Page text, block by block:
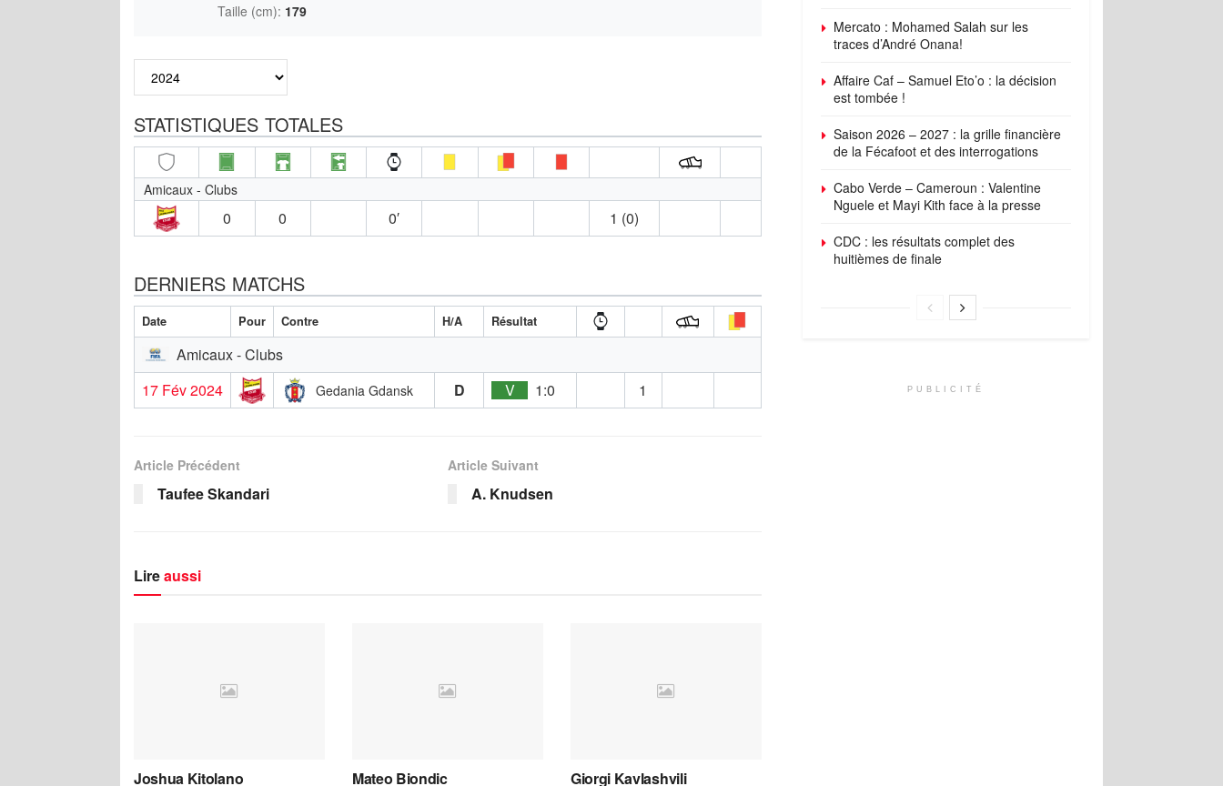
Taille (cm): 179
STATISTIQUES TOTALES
Amicaux - Clubs
0 0 0′ 1 (0)
DERNIERS MATCHS
Date Pour Contre H/A Résultat
Amicaux - Clubs
17 Fév 2024
Gedania Gdansk D V 1:0 1
Article Précédent
Taufee Skandari
Article Suivant
A. Knudsen
Lireaussi
Joshua Kitolano Mateo Biondic Giorgi Kavlashvili
Mercato : Mohamed Salah sur les
traces d’André Onana!
Affaire Caf – Samuel Eto’o : la décision
est tombée !
Saison 2026 – 2027 : la grille financière
de la Fécafoot et des interrogations
Cabo Verde – Cameroun : Valentine
Nguele et Mayi Kith face à la presse
CDC : les résultats complet des
huitièmes de finale
PUBLICITÉ